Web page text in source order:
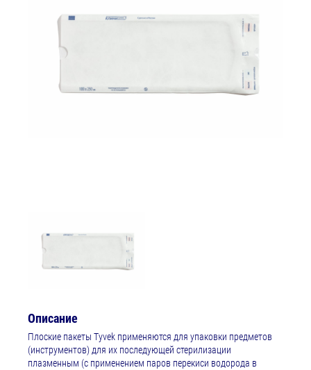
Описание
Плоские пакеты Tyvek применяются для упаковки предметов
(инструментов) для их последующей стерилизации
плазменным (с применением паров перекиси водорода в